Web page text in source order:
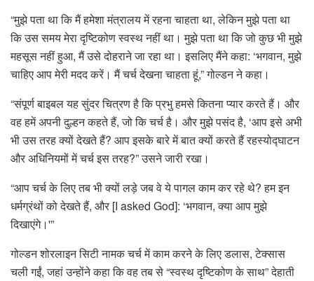
“मुझे पता था कि मैं हमेशा मंत्रालय में रहना चाहता था, लेकिन मुझे पता था
कि उस समय मेरा दृष्टिकोण स्वस्थ नहीं था। मुझे पता था कि जो कुछ भी मुझे
महसूस नहीं हुआ, मैं उसे दोहराने जा रहा था। इसलिए मैंने कहा: ‘भगवान, मुझे
चाहिए आप मेरी मदद करें। मैं चर्च देखना चाहता हूं,” गोल्डन ने कहा।
“संपूर्ण बाइबल यह सुंदर चित्रण है कि प्रभु हमसे कितना प्यार करते हैं। और
वह हमें अपनी दुल्हन कहते हैं, जो कि चर्च है। और मुझे पसंद है, ‘आप इसे अभी
भी उस तरह क्यों देखते हैं? आप इसके बारे में बात क्यों करते हैं रहस्योद्घाटन
और अधिनियमों में चर्च इस तरह?” उसने जारी रखा।
“आप चर्च के लिए तब भी क्यों लड़े जब वे ये पागल काम कर रहे थे? हम इन
धर्मग्रंथों को देखते हैं, और [I asked God]: ‘भगवान, क्या आप मुझे
दिखाएंगे।'”
गोल्डन शोरलाइन सिटी नामक चर्च में काम करने के लिए डलास, टेक्सास
चली गईं, जहां उन्होंने कहा कि वह तब से “स्वस्थ दृष्टिकोण के साथ” देहाती